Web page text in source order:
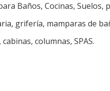
Baños, Cocinas, Suelos,
grifería, mamparas de
columnas, SPAS.